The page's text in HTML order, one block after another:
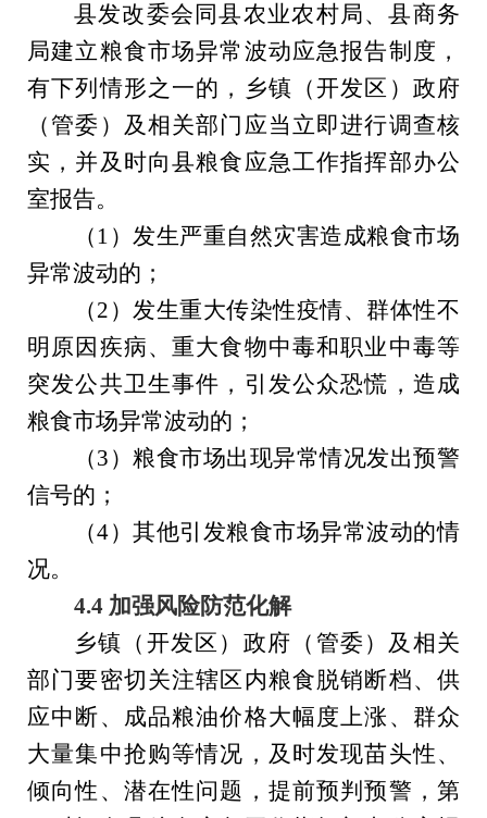
县发改委会同县农业农村局、县商务
局建立粮食市场异常波动应急报告制度，
有下列情形之一的， 乡镇（开发区）政府
（管委）及相关部门 应当立即进行调查核
实，并及时向县粮食应急工作指挥部办公
室报告。
（ 1 ）发生严重自然灾害造成粮食市场
异常波动的；
（2 ）发生重大传染性疫情、群体性不
明原因疾病、重大食物中毒和职业中毒等
突发公共卫生事件，引发公众恐慌，造成
粮食市场异常波动的；
（3 ）粮食市场出现异常情况发出预警
信号的；
（4）其他引发粮食市场异常波动的情
况。
4.4 加强风险防范化解
乡镇（开发区）政府（管委）及相关
部门要密切关注辖区内粮食脱销断档、供
应中断、成品粮油价格大幅度上涨、群众
大量集中抢购等情况，及时发现苗头性、
倾向性、潜在性问题，提前预判预警，第